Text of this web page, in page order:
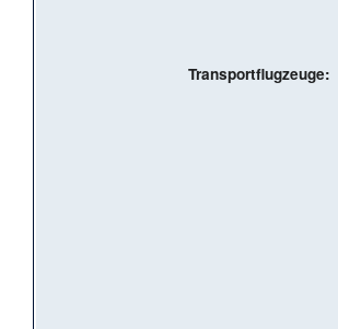
Transportflugzeuge: